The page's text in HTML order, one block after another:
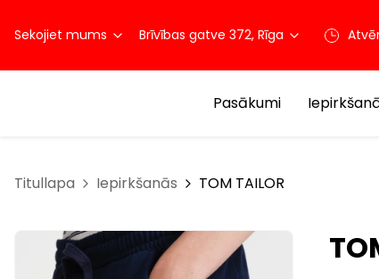
Sekojiet mums Brīvības gatve 372, Rīga
Pasākumi
Titullapa Iepirkšanās TOM TAILOR